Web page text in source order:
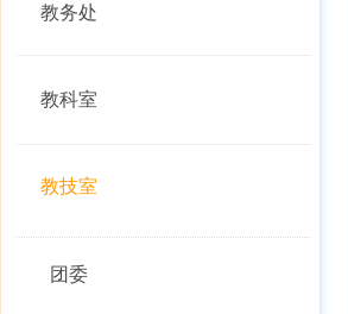
教务处
教科室
教技室
团委